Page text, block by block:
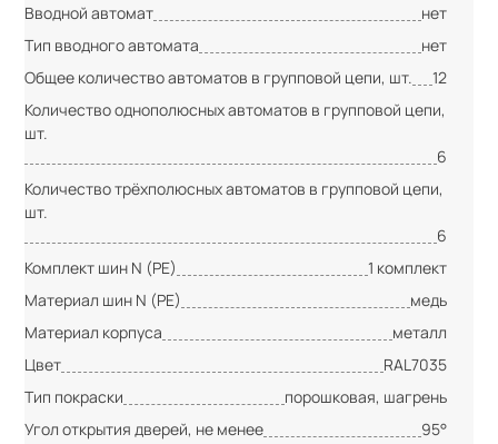
Вводной автомат
нет
Тип вводного автомата
нет
Общее количество автоматов в групповой цепи, шт.
12
Количество однополюсных автоматов в групповой цепи,
шт.
6
Количество трёхполюсных автоматов в групповой цепи,
шт.
6
Комплект шин N (PE)
1 комплект
Материал шин N (PE)
медь
Материал корпуса
металл
Цвет
RAL7035
Тип покраски
порошковая, шагрень
Угол открытия дверей, не менее
95°